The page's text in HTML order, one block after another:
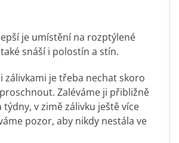
je umístění na rozptýlené
snáší i polostín a stín.
zálivkami je třeba nechat skoro
Zaléváme ji přibližně
týdny, v zimě zálivku ještě více
pozor, aby nikdy nestála ve